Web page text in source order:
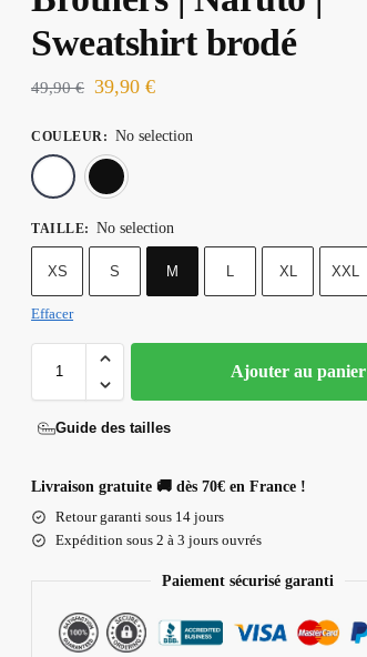
Sweatshirt brodé
49,90€ 39,90€
COULEUR : No selection
TAILLE: No selection
XS S M L XL XXL
Effacer
Ajouter au panier
Guide des tailles
Livraison gratuite 🚚 dès 70€ en France !
Retour garanti sous 14 jours
Expédition sous 2 à 3 jours ouvrés
Paiement sécurisé garanti